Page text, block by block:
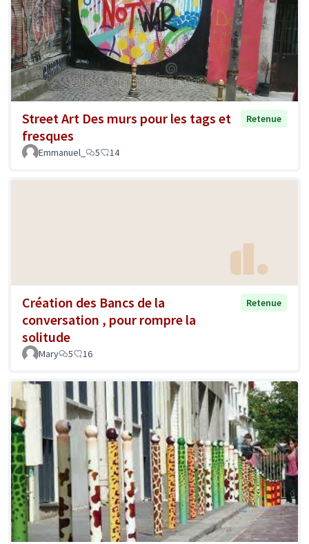
Street Art Des murs pour les tags et
fresques
Retenue
Emmanuel_ 5 14
Création des Bancs de la
conversation , pour rompre la
solitude
Retenue
Mary 5 16